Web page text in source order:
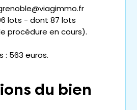
lots - dont 87 lots
procédure en cours).
: 563 euros.
du bien